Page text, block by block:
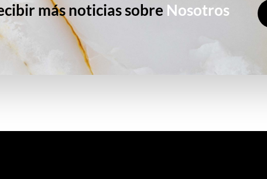
más noticias sobre Nosotros